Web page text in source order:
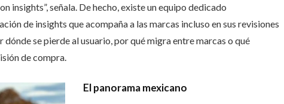
insights”, señala. De hecho, existe un equipo dedicado
de insights que acompaña a las marcas incluso en sus revisiones
se pierde al usuario, por qué migra entre marcas o qué
de compra.
El panorama mexicano